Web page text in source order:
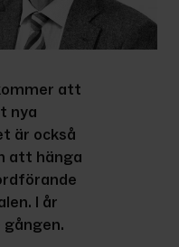
att
nya
är också
att hänga
I år